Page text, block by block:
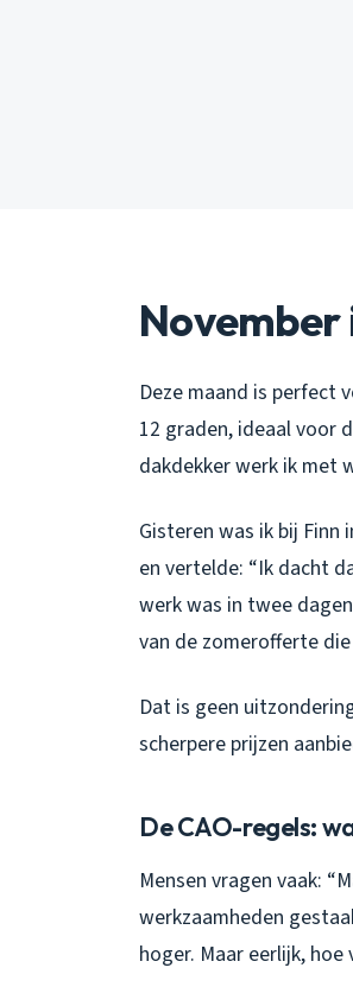
Deze maand is perfect
12 graden, ideaal voor
dakdekker werk ik met
Gisteren was ik bij
en vertelde: “Ik dacht
werk was in twee
van de zomerofferte die
Dat is geen
scherpere prijzen
De CAO-regels:
Mensen vragen vaak:
werkzaamheden
hoger. Maar eerlijk,